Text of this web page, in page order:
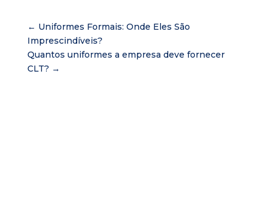
← Uniformes Formais: Onde Eles São
Imprescindíveis?
Quantos uniformes a empresa deve fornecer
CLT? →